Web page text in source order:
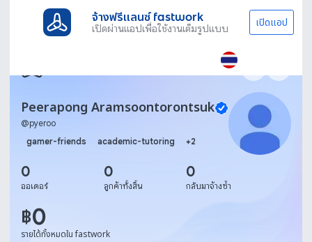
จ้างฟรีแลนซ์ fastwork
เปิดผ่านแอปเพื่อใช้งานเต็มรูปแบบ เปิดแอป
Peerapong Aramsoontorontsuk
@pyeroo
gamer-friends
academic-tutoring +2
0
ออเดอร์
0
ลูกค้าทั้งสิ้น
0
กลับมาจ้างซ้ำ
฿0
รายได้ทั้งหมดใน fastwork